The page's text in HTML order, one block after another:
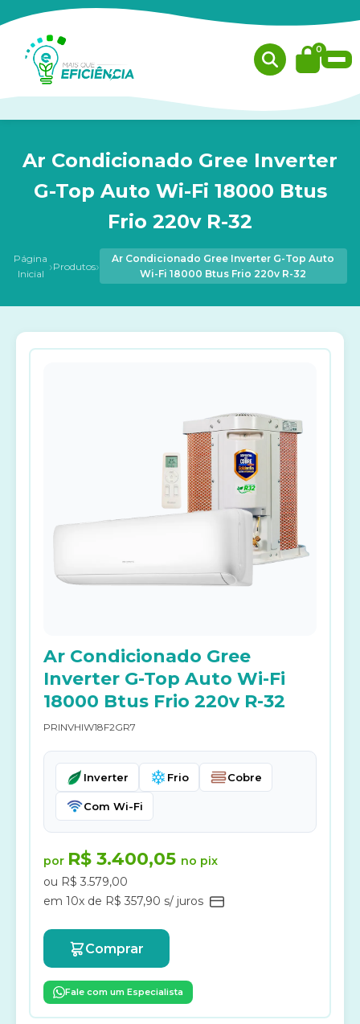
0
Ar Condicionado Gree Inverter
G-Top Auto Wi-Fi 18000 Btus
Frio 220v R-32
Página
Inicial ›Produtos›
Ar Condicionado Gree Inverter G-Top Auto
Wi-Fi 18000 Btus Frio 220v R-32
Ar Condicionado Gree
Inverter G-Top Auto Wi-Fi
18000 Btus Frio 220v R-32
PRINVHIW18F2GR7
Inverter Frio Cobre
Com Wi-Fi
por R$ 3.400,05 no pix
ou R$ 3.579,00
em 10x de R$ 357,90 s/ juros
Comprar
Fale com um Especialista